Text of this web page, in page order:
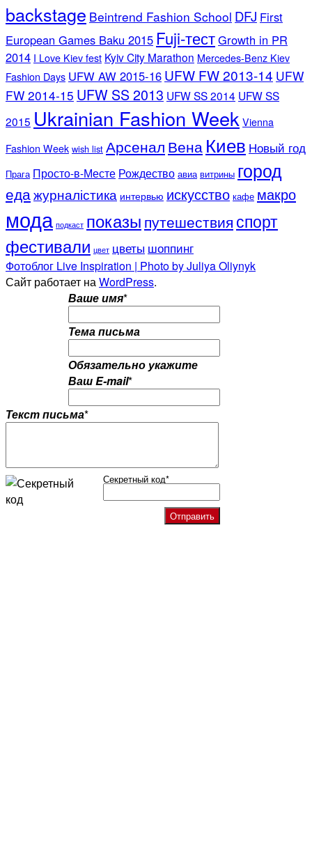
backstage Beintrend Fashion School DFJ First
European Games Baku 2015 Fuji-тестGrowth in PR
2014 I Love Kiev fest Kyiv City Marathon Mercedes-Benz Kiev
Fashion Days UFW AW 2015-16 UFW FW 2013-14 UFW
FW 2014-15 UFW SS 2013 UFW SS 2014 UFW SS
2015 Ukrainian Fashion Week Vienna
Fashion Week wish list Арсенал Вена Киев Новый год
Прага Просто-в-Месте Рождество авиа витрины город
едажурналістика интервью искусство кафе макро
мода подкаст показы путешествия спорт
фестивали цвет цветы шоппинг
Фотоблог Live Inspiration | Photo by Juliya Oliynyk
Сайт работает наWordPress.
Ваше имя*
Тема письма
Обязательно укажите
Ваш E-mail*
Текст письма*
Секретный код*